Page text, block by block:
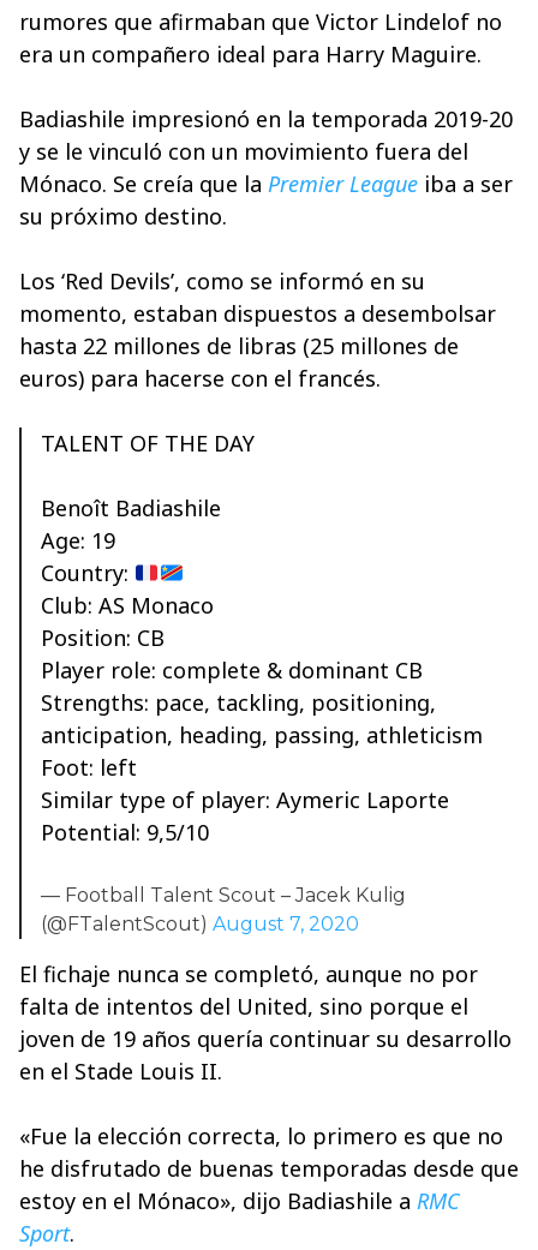
rumores que afirmaban que Victor Lindelof no
era un compañero ideal para Harry Maguire.
Badiashile impresionó en la temporada 2019-20
y se le vinculó con un movimiento fuera del
Mónaco. Se creía que la Premier League iba a ser
su próximo destino.
Los ‘Red Devils’, como se informó en su
momento, estaban dispuestos a desembolsar
hasta 22 millones de libras (25 millones de
euros) para hacerse con el francés.
TALENT OF THE DAY
Benoît Badiashile
Age: 19
Country:
Club: AS Monaco
Position: CB
Player role: complete & dominant CB
Strengths: pace, tackling, positioning,
anticipation, heading, passing, athleticism
Foot: left
Similar type of player: Aymeric Laporte
Potential: 9,5/10
— Football Talent Scout – Jacek Kulig
(@FTalentScout) August 7, 2020
El fichaje nunca se completó, aunque no por
falta de intentos del United, sino porque el
joven de 19 años quería continuar su desarrollo
en el Stade Louis II.
«Fue la elección correcta, lo primero es que no
he disfrutado de buenas temporadas desde que
estoy en el Mónaco», dijo Badiashile a RMC
Sport.